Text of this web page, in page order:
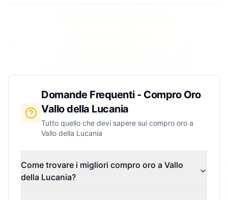
Domande Frequenti - Compro Oro
Vallo della Lucania
Tutto quello che devi sapere sui compro oro a
Vallo della Lucania
Come trovare i migliori compro oro a Vallo
della Lucania?